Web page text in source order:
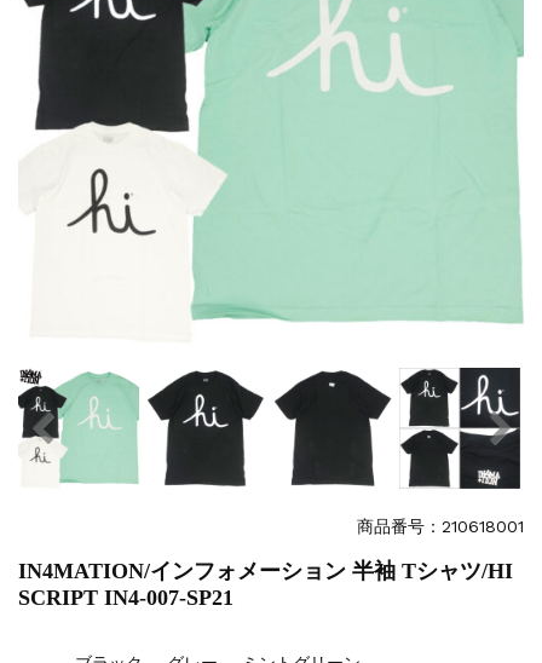
商品番号：210618001
IN4MATION/インフォメーション 半袖 Tシャツ/HI
SCRIPT IN4-007-SP21